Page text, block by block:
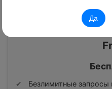
Да
Безлимитные запросы